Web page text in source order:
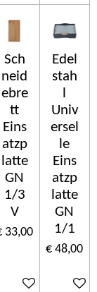
Sch
neid
ebre
tt
Eins
atzp
latte
GN
1/3
V
33,00
In winkelwagen
Edel
stah
Univ
ersel
le
Eins
atzp
latte
GN
1/1
€ 48,00
In